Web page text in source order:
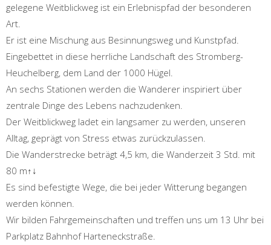
gelegene Weitblickweg ist ein Erlebnispfad der besonderen
Art.
Er ist eine Mischung aus Besinnungsweg und Kunstpfad.
Eingebettet in diese herrliche Landschaft des Stromberg-
Heuchelberg, dem Land der 1000 Hügel.
An sechs Stationen werden die Wanderer inspiriert über
zentrale Dinge des Lebens nachzudenken.
Der Weitblickweg ladet ein langsamer zu werden, unseren
Alltag, geprägt von Stress etwas zurückzulassen.
Die Wanderstrecke beträgt 4,5 km, die Wanderzeit 3 Std. mit
80 m↑↓
Es sind befestigte Wege, die bei jeder Witterung begangen
werden können.
Wir bilden Fahrgemeinschaften und treffen uns um 13 Uhr bei
Parkplatz Bahnhof Harteneckstraße.